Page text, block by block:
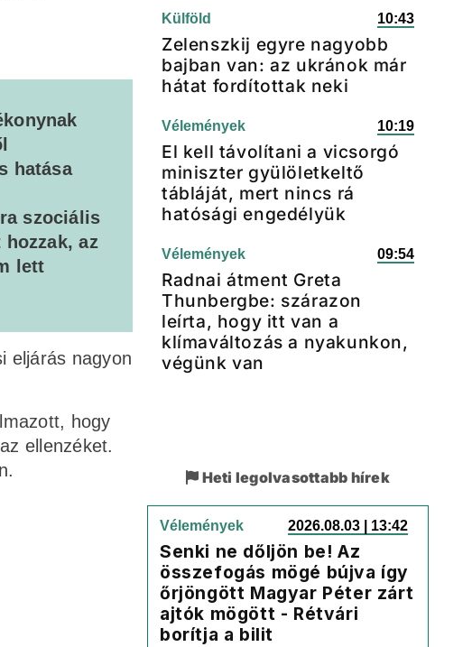
hatása
szociális
az
lett
eljárás nagyon
hogy
ellenzéket.
Külföld 10:43
Zelenszkij egyre nagyobb
bajban van: az ukránok már
hátat fordítottak neki
Vélemények 10:19
El kell távolítani a vicsorgó
miniszter gyülöletkeltő
tábláját, mert nincs rá
hatósági engedélyük
Vélemények 09:54
Radnai átment Greta
Thunbergbe: szárazon
leírta, hogy itt van a
klímaváltozás a nyakunkon,
végünk van
Heti legolvasottabb hírek
Vélemények 2026.08.03 | 13:42
Senki ne dőljön be! Az
összefogás mögé bújva így
őrjöngött Magyar Péter zárt
ajtók mögött - Rétvári
borítja a bilit